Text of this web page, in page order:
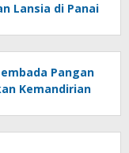
Lansia di Panai
Pangan
Kemandirian